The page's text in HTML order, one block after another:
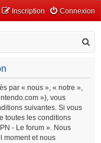
Connexion
Inscription
par « nous », « notre »,
»), vous
suivantes. Si vous
toutes les conditions
- Le forum ». Nous
moment et nous